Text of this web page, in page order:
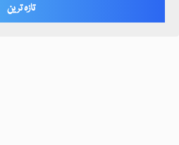
تازہ ترین